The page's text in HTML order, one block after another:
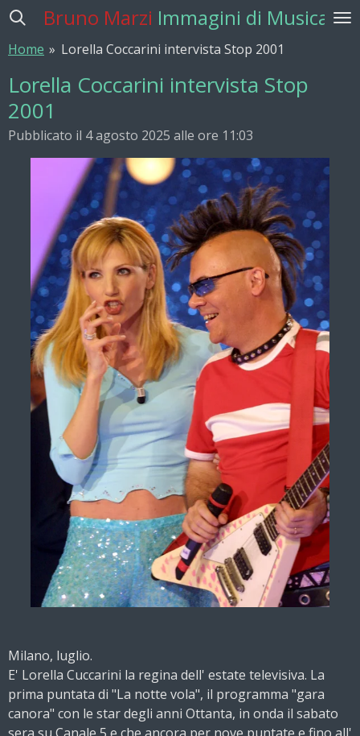
Vai
contenuto
principale
Bruno Marzi Immagini di Musica
Home » Lorella Coccarini intervista Stop 2001
Lorella Coccarini intervista Stop
2001
Pubblicato il 4 agosto 2025 alle ore 11:03
Milano, luglio.
E' Lorella Cuccarini la regina dell' estate televisiva. La
prima puntata di "La notte vola", il programma "gara
canora" con le star degli anni Ottanta, in onda il sabato
sera su Canale 5 e che ancora per nove puntate e fino all'